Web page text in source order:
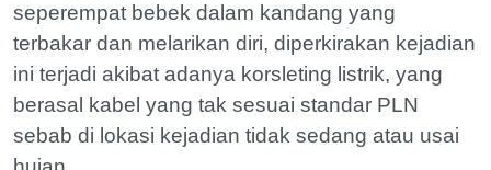
seperempat bebek dalam kandang yang
terbakar dan melarikan diri, diperkirakan kejadian
ini terjadi akibat adanya korsleting listrik, yang
berasal kabel yang tak sesuai standar PLN
sebab di lokasi kejadian tidak sedang atau usai